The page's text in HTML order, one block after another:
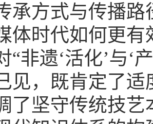
承方式与传播路
体时代如何更
“非遗‘活化’与‘
见，既肯定了
了坚守传统技艺